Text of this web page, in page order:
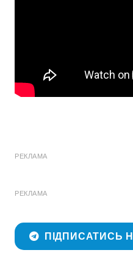
РЕКЛАМА
РЕКЛАМА
ПІДПИСАТИСЬ